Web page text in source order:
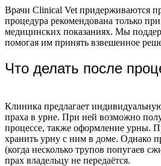
Врачи Clinical Vet придерживаются
процедура рекомендована только
медицинских показаниях. Мы
помогая им принять взвешенное
Что делать после
Клиника предлагает
праха в урне. При ней возможно
процессе, также оформление урны.
хранить урну с ним в доме. Однако
(когда несколько трупов попугаев
прах владельцу не передаётся.